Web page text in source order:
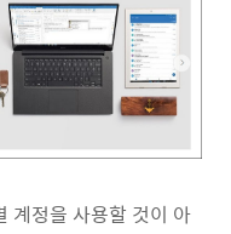
계정을 사용할 것이 아